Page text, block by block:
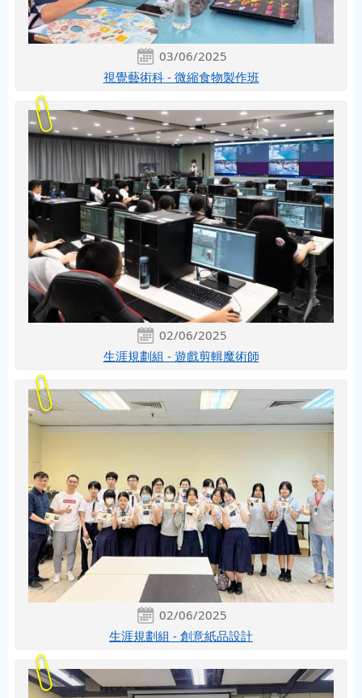
03/06/2025
視覺藝術科 - 微縮食物製作班
02/06/2025
生涯規劃組 - 遊戲剪輯魔術師
02/06/2025
生涯規劃組 - 創意紙品設計